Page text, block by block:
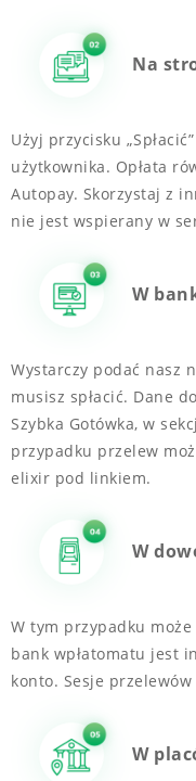
Na
Użyj przycisku
użytkownika. Opłata
Autopay. Skorzystaj z
nie jest wspierany w
W
Wystarczy podać nasz
musisz spłacić. Dane
Szybka Gotówka, w
przypadku przelew
elixir pod linkiem.
W
W tym przypadku
bank wpłatomatu jest
konto. Sesje
W